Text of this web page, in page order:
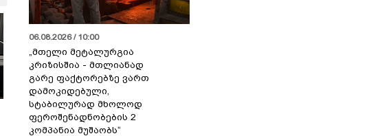
06.08.2026 / 10:00
„მთელი მეტალურგია
კრიზისშია - მთლიანად
გარე ფაქტორებზე ვართ
დამოკიდებული,
სტაბილურად მხოლოდ
ფეროშენადნობების 2
კომპანია მუშაობს“